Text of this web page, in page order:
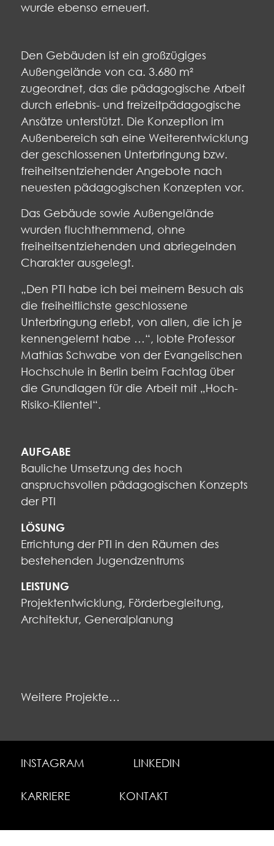
wurde ebenso erneuert.
Den Gebäuden ist ein großzügiges
Außengelände von ca. 3.680 m²
zugeordnet, das die pädagogische Arbeit
durch erlebnis- und freizeitpädagogische
Ansätze unterstützt. Die Konzeption im
Außenbereich sah eine Weiterentwicklung
der geschlossenen Unterbringung bzw.
freiheitsentziehender Angebote nach
neuesten pädagogischen Konzepten vor.
Das Gebäude sowie Außengelände
wurden fluchthemmend, ohne
freiheitsentziehenden und abriegelnden
Charakter ausgelegt.
„Den PTI habe ich bei meinem Besuch als
die freiheitlichste geschlossene
Unterbringung erlebt, von allen, die ich je
kennengelernt habe …“, lobte Professor
Mathias Schwabe von der Evangelischen
Hochschule in Berlin beim Fachtag über
die Grundlagen für die Arbeit mit „Hoch-
Risiko-Klientel“.
AUFGABE
Bauliche Umsetzung des hoch
anspruchsvollen pädagogischen Konzepts
der PTI
LÖSUNG
Errichtung der PTI in den Räumen des
bestehenden Jugendzentrums
LEISTUNG
Projektentwicklung, Förderbegleitung,
Architektur, Generalplanung
Weitere Projekte…
INSTAGRAM LINKEDIN
KARRIERE KONTAKT